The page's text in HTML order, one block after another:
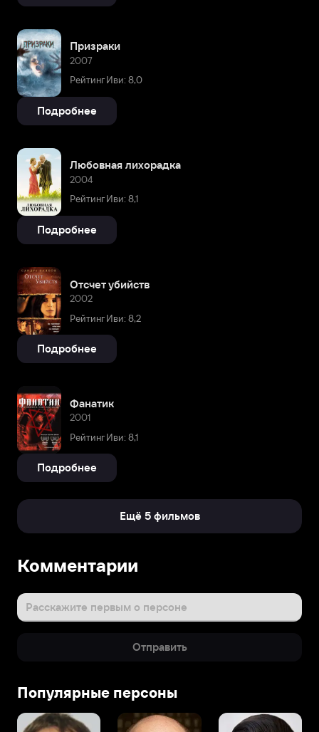
Призраки
2007
Рейтинг Иви: 8,0
Подробнее
Любовная лихорадка
2004
Рейтинг Иви: 8,1
Подробнее
Отсчет убийств
2002
Рейтинг Иви: 8,2
Подробнее
Фанатик
2001
Рейтинг Иви: 8,1
Подробнее
Ещё 5 фильмов
Комментарии
Расскажите первым о персоне
Отправить
Популярные персоны